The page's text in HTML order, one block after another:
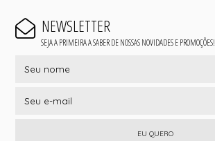
NEWSLETTER
SEJA A PRIMEIRA A SABER DE NOSSAS NOVIDADES E PROMOÇÕES!
EU QUERO